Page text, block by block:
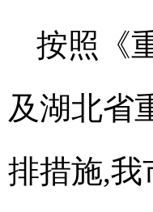
按照《
及湖北省
排措施,我